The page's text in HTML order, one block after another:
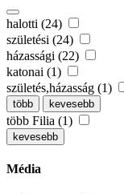
halotti (24)
születési (24)
házassági (22)
katonai (1)
születés,házasság (1)
több kevesebb
több Filia (1)
kevesebb
Média